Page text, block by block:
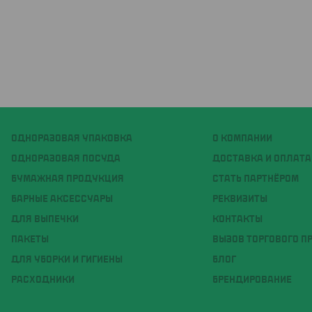
ОДНОРАЗОВАЯ УПАКОВКА
ОДНОРАЗОВАЯ ПОСУДА
БУМАЖНАЯ ПРОДУКЦИЯ
БАРНЫЕ АКСЕССУАРЫ
ДЛЯ ВЫПЕЧКИ
ПАКЕТЫ
ДЛЯ УБОРКИ И ГИГИЕНЫ
РАСХОДНИКИ
О КОМПАНИИ
ДОСТАВКА И ОПЛАТА
СТАТЬ ПАРТНЁРОМ
РЕКВИЗИТЫ
КОНТАКТЫ
ВЫЗОВ ТОРГОВОГО
БЛОГ
БРЕНДИРОВАНИЕ